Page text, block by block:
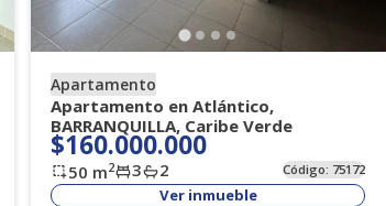
Apartamento
Apartamento en Atlántico,
BARRANQUILLA, Caribe Verde
$160.000.000
50 m2 3 2 Código: 75172
Ver inmueble